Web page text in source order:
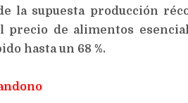
la supuesta producción
precio de alimentos
hasta un 68 %.